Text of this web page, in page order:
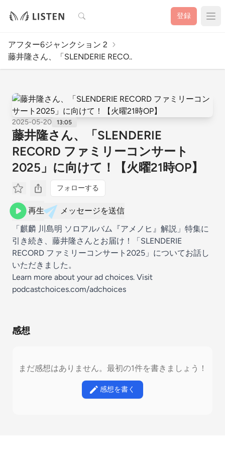
検索 登録
アフター6ジャンクション 2
藤井隆さん、「SLENDERIE RECO..
2025-05-20 13:05
藤井隆さん、「SLENDERIE
RECORD ファミリーコンサート
2025」に向けて！【火曜21時OP】
フォローする
再生
メッセージを送信
「麒麟 川島明 ソロアルバム『アメノヒ』解説」特集に
引き続き、藤井隆さんとお届け！「SLENDERIE
RECORD ファミリーコンサート2025」についてお話し
いただきました。
Learn more about your ad choices. Visit
podcastchoices.com/adchoices
感想
まだ感想はありません。最初の1件を書きましょう！
感想を書く